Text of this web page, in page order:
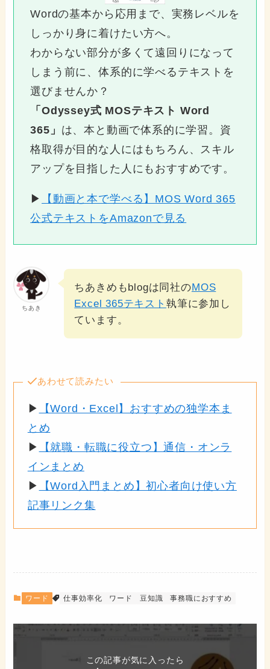
Wordの基本から応用まで、実務レベルを
しっかり身に着けたい方へ。
わからない部分が多くて遠回りになって
しまう前に、体系的に学べるテキストを
選びませんか？
「Odyssey式 MOSテキスト Word
365」 は、本と動画で体系的に学習。資
格取得が目的な人にはもちろん、スキル
アップを目指した人にもおすすめです。
▶
【動画と本で学べる】MOS Word 365
公式テキストをAmazonで見る
ちあき
ちあきめもblogは同社のMOS
Excel 365テキスト 執筆に参加し
ています。
あわせて読みたい
▶
【Word・Excel】おすすめの独学本ま
とめ
▶
【就職・転職に役立つ】通信・オンラ
インまとめ
▶
【Word入門まとめ】初心者向け使い方
記事リンク集
ワード 仕事効率化 ワード 豆知識 事務職におすすめ
この記事が気に入ったら